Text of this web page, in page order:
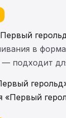
в
подходит
«Первый